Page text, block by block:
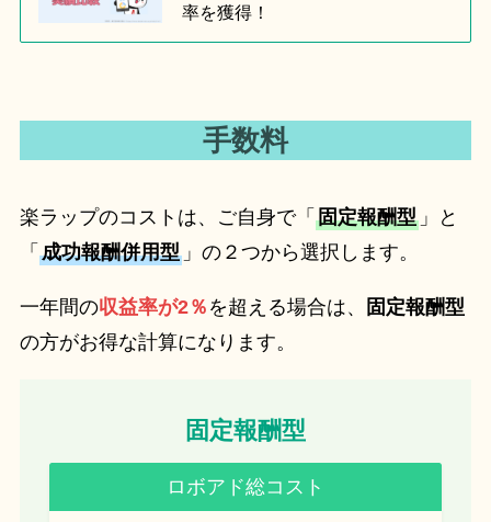
率を獲得！
手数料
楽ラップのコストは、ご自身で「 固定報酬型」と
「 成功報酬併用型」の２つから選択します。
一年間の収益率が2％ を超える場合は、
固定報酬型
の方がお得な計算になります。
固定報酬型
ロボアド総コスト